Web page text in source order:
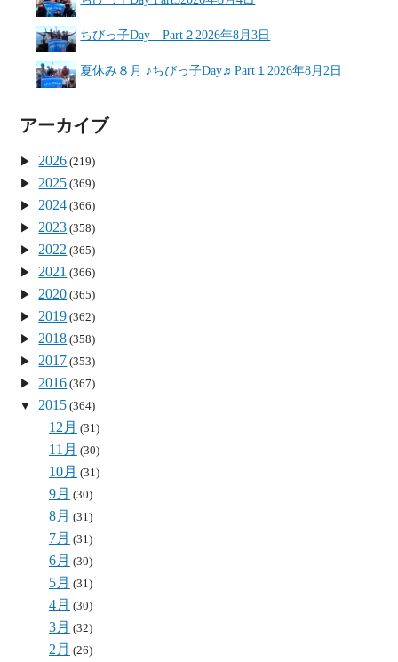
ちびっ子Day Part２ 2026年8月3日
夏休み８月 ♪ちびっ子Day♬Part１ 2026年8月2日
アーカイブ
2026 (219)
2025 (369)
2024 (366)
2023 (358)
2022 (365)
2021 (366)
2020 (365)
2019 (362)
2018 (358)
2017 (353)
2016 (367)
2015 (364)
12月 (31)
11月 (30)
10月 (31)
9月 (30)
8月 (31)
7月 (31)
6月 (30)
5月 (31)
4月 (30)
3月 (32)
2月 (26)